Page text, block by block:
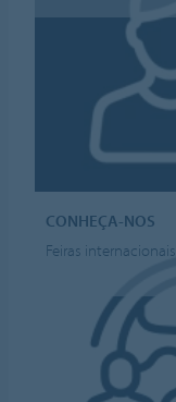
CONHEÇA-NOS
Feiras internacionais